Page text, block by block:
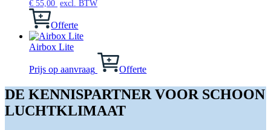
productpagina
optie
kan
gekozen
worden
op
productpagina
€ 55,00 excl. BTW
Offerte
Airbox Lite
Prijs op aanvraag Offerte
DE KENNISPARTNER VOOR SCHOON
LUCHTKLIMAAT